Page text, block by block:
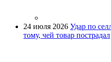
24 июля 2026 Удар по
тому, чей товар пострадал